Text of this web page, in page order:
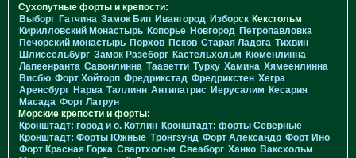
Сухопутные форты и крепости:
Выборг Гатчина Замок Бип Ивангород Изборск Кексгольм
Кирилловский Монастырь Копорье Новгород Петропавловка
Печорcкий монастырь Порхов Псков Старая Ладога Тихвин
Шлиссельбург Замок Разеборг Кастельхольм Кюменлинна
Лапеенранта Савонлинна Тааветти Турку Хамина Хямеенлинна
Висбю Форт Хойторп Фредрикстад Фредрикстен Хегра
Аренсбург Нарва Таллинн Антипатрис Иерусалим Кесария
Масада Форт Латрун
Морские крепости и форты:
Кронштадт: город и о. Котлин Кронштадт: форты Северные
Кронштадт: Форты Южные Тронгзунд Форт Александр Форт Ино
Форт Красная Горка Свартхольм Свеаборг Ханко Ваксхольм